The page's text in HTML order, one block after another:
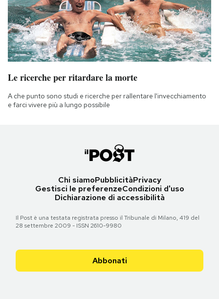
Le ricerche per ritardare la morte
A che punto sono studi e ricerche per rallentare l'invecchiamento
e farci vivere più a lungo possibile
Chi siamoPubblicitàPrivacy
Gestisci le preferenzeCondizioni d'uso
Dichiarazione di accessibilità
Il Post è una testata registrata presso il Tribunale di Milano, 419 del
28 settembre 2009 - ISSN 2610-9980
Abbonati